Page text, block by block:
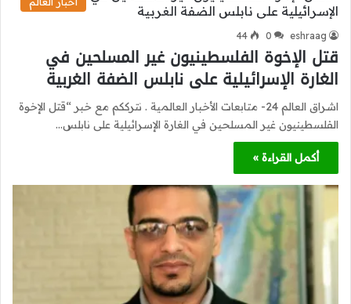
eshraag
0
44
قتل الإخوة الفلسطينيون غير المسلحين في
الغارة الإسرائيلية على نابلس الضفة الغربية
اشراق العالم 24- متابعات الأخبار العالمية . نترككم مع خبر “قتل الإخوة
الفلسطينيون غير المسلحين في الغارة الإسرائيلية على نابلس…
أكمل القراءة »